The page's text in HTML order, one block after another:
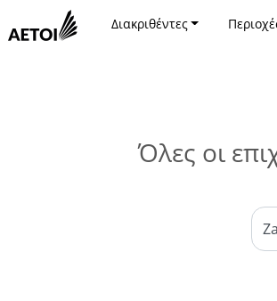
Διακριθέντες
Όλες οι